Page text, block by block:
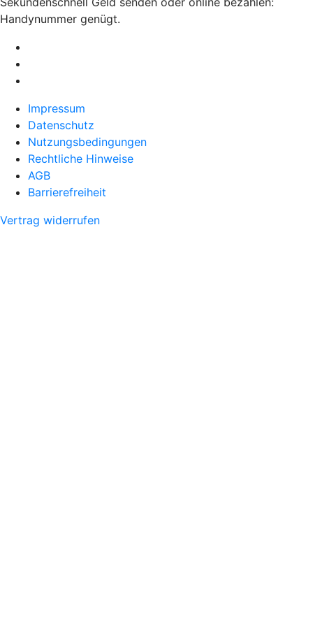
Handynummer genügt.
Impressum
Datenschutz
Nutzungsbedingungen
Rechtliche Hinweise
AGB
Barrierefreiheit
Vertrag widerrufen